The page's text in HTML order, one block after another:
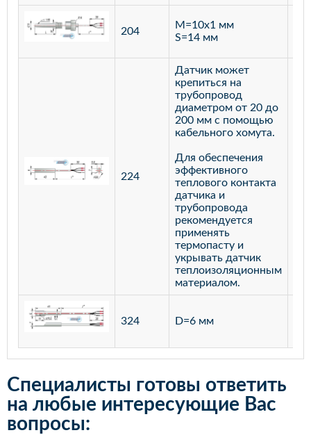
204
M=10х1 мм
S=14 мм
224
Датчик может
крепиться на
трубопровод
диаметром от 20 до
200 мм с помощью
кабельного хомута.
Для обеспечения
эффективного
теплового контакта
датчика и
трубопровода
рекомендуется
применять
термопасту и
укрывать датчик
теплоизоляционным
материалом.
324 D=6 мм
Специалисты готовы ответить
на любые интересующие Вас
вопросы: